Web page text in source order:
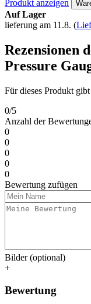
Produkt anzeigen
Auf Lager
lieferung am 11.8. (
Rezensionen
Pressure
Für dieses Produkt
0/5
Anzahl der
0
0
0
0
0
Bewertung zufügen
Bilder (optional)
+
Bewertung